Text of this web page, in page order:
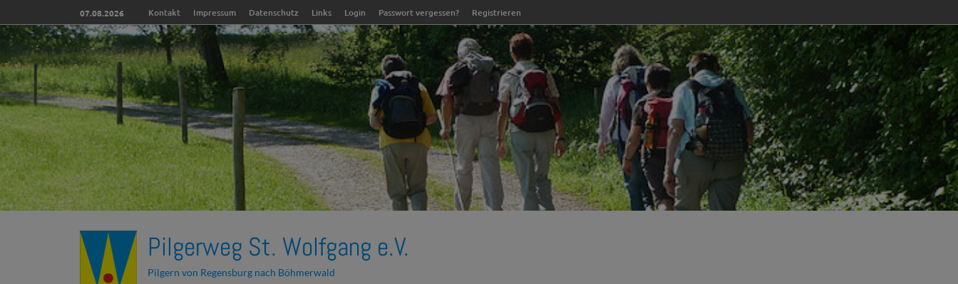
07.08.2026 Kontakt Impressum Datenschutz Links Login Passwort vergessen? Registrieren
Pilgerweg St. Wolfgang e.V.
Pilgern von Regensburg nach Böhmerwald